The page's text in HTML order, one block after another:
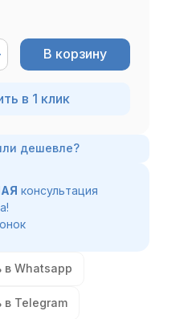
В корзину
в 1 клик
консультация
в Whatsapp
в Telegram